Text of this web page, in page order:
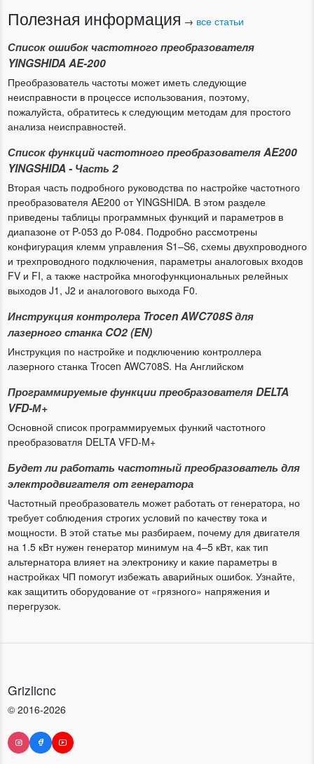
Полезная информация → все статьи
Список ошибок частотного преобразователя
YINGSHIDA AE-200
Преобразователь частоты может иметь следующие
неисправности в процессе использования, поэтому,
пожалуйста, обратитесь к следующим методам для простого
анализа неисправностей.
Список функций частотного преобразователя AE200
YINGSHIDA - Часть 2
Вторая часть подробного руководства по настройке частотного
преобразователя AE200 от YINGSHIDA. В этом разделе
приведены таблицы программных функций и параметров в
диапазоне от P-053 до P-084. Подробно рассмотрены
конфигурация клемм управления S1–S6, схемы двухпроводного
и трехпроводного подключения, параметры аналоговых входов
FV и FI, а также настройка многофункциональных релейных
выходов J1, J2 и аналогового выхода F0.
Инструкция контролера Trocen AWC708S для
лазерного станка CO2 (EN)
Инструкция по настройке и подключению контроллера
лазерного станка Trocen AWC708S. На Английском
Программируемые функции преобразователя DELTA
VFD-М+
Основной список программируемых функий частотного
преобразоватля DELTA VFD-M+
Будет ли работать частотный преобразователь для
электродвигателя от генератора
Частотный преобразователь может работать от генератора, но
требует соблюдения строгих условий по качеству тока и
мощности. В этой статье мы разбираем, почему для двигателя
на 1.5 кВт нужен генератор минимум на 4–5 кВт, как тип
альтернатора влияет на электронику и какие параметры в
настройках ЧП помогут избежать аварийных ошибок. Узнайте,
как защитить оборудование от «грязного» напряжения и
перегрузок.
Grizlicnc
© 2016-2026